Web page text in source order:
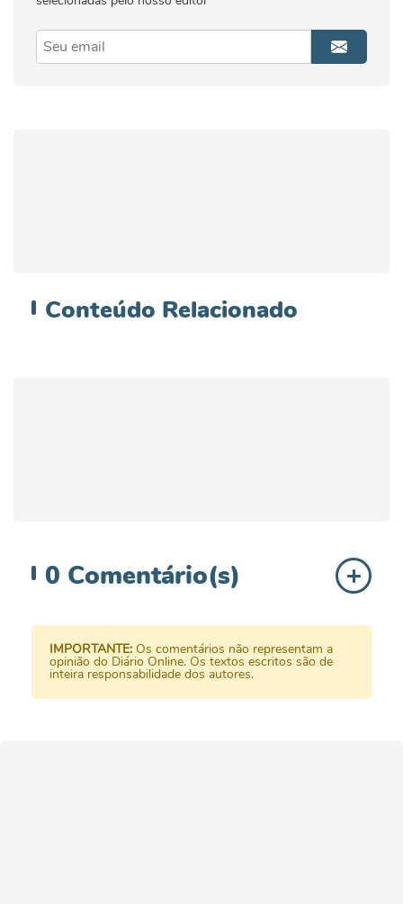
Conteúdo Relacionado
0 Comentário(s)
IMPORTANTE: Os comentários não representam a
opinião do Diário Online. Os textos escritos são de
inteira responsabilidade dos autores.